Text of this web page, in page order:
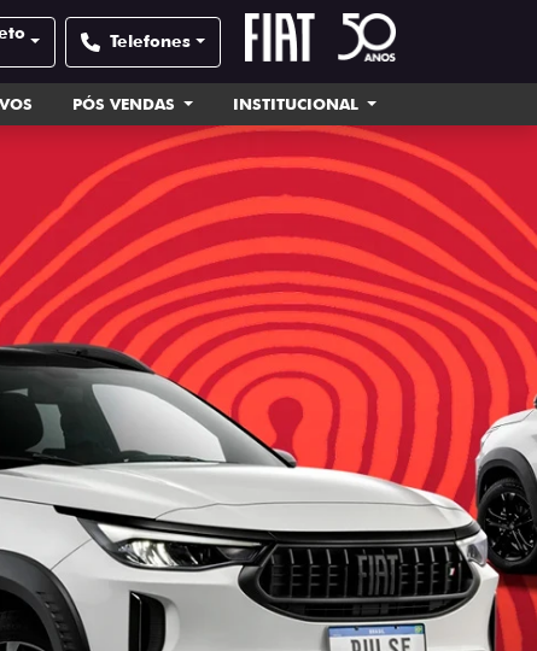
Telefones
PÓS VENDAS INSTITUCIONAL